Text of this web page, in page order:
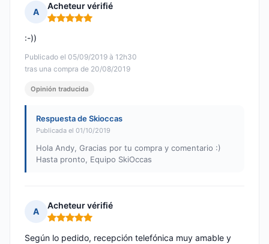
A
Acheteur vérifié
Nota: 5 de 5
Publicado el 05/09/2019 à 12h30
tras una compra de 20/08/2019
:-))
Opinión traducida
Respuesta de Skioccas
Publicada el 01/10/2019
Hola Andy, Gracias por tu compra y comentario :)
Hasta pronto, Equipo SkiOccas
A
Acheteur vérifié
Nota: 5 de 5
Según lo pedido, recepción telefónica muy amable y